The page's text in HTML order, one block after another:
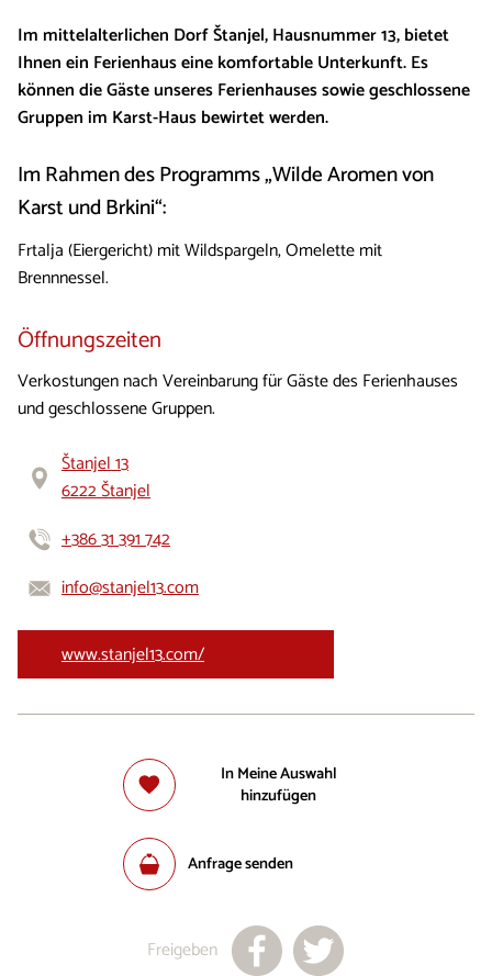
Im mittelalterlichen Dorf Štanjel, Hausnummer 13, bietet
Ihnen ein Ferienhaus eine komfortable Unterkunft. Es
können die Gäste unseres Ferienhauses sowie geschlossene
Gruppen im Karst-Haus bewirtet werden.
Im Rahmen des Programms „Wilde Aromen von
Karst und Brkini“:
Frtalja (Eiergericht) mit Wildspargeln, Omelette mit
Brennnessel.
Öffnungszeiten
Verkostungen nach Vereinbarung für Gäste des Ferienhauses
und geschlossene Gruppen.
Štanjel 13
6222 Štanjel
+386 31 391 742
info@stanjel13.com
www.stanjel13.com/
In Meine Auswahl
hinzufügen
Anfrage senden
Freigeben